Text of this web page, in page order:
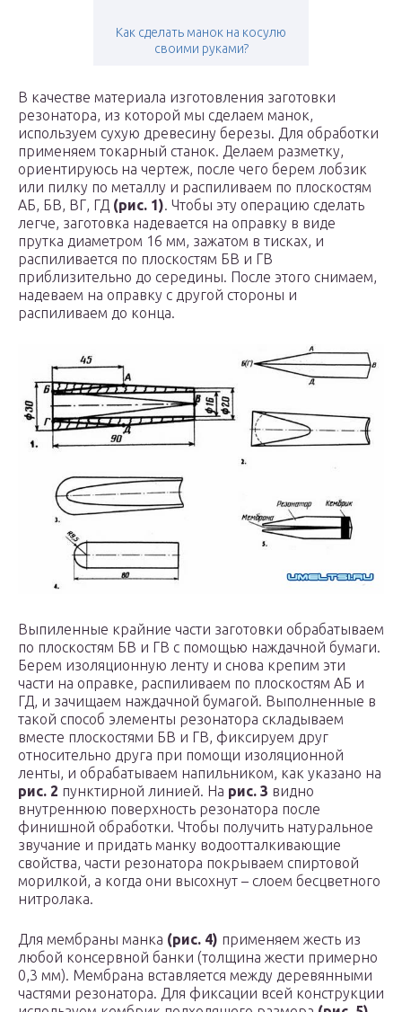
Как сделать манок на косулю
своими руками?
В качестве материала изготовления заготовки
резонатора, из которой мы сделаем манок,
используем сухую древесину березы. Для обработки
применяем токарный станок. Делаем разметку,
ориентируюсь на чертеж, после чего берем лобзик
или пилку по металлу и распиливаем по плоскостям
АБ, БВ, ВГ, ГД (рис. 1). Чтобы эту операцию сделать
легче, заготовка надевается на оправку в виде
прутка диаметром 16 мм, зажатом в тисках, и
распиливается по плоскостям БВ и ГВ
приблизительно до середины. После этого снимаем,
надеваем на оправку с другой стороны и
распиливаем до конца.
Выпиленные крайние части заготовки обрабатываем
по плоскостям БВ и ГВ с помощью наждачной бумаги.
Берем изоляционную ленту и снова крепим эти
части на оправке, распиливаем по плоскостям АБ и
ГД, и зачищаем наждачной бумагой. Выполненные в
такой способ элементы резонатора складываем
вместе плоскостями БВ и ГВ, фиксируем друг
относительно друга при помощи изоляционной
ленты, и обрабатываем напильником, как указано на
рис. 2 пунктирной линией. На рис. 3 видно
внутреннюю поверхность резонатора после
финишной обработки. Чтобы получить натуральное
звучание и придать манку водоотталкивающие
свойства, части резонатора покрываем спиртовой
морилкой, а когда они высохнут – слоем бесцветного
нитролака.
Для мембраны манка (рис. 4) применяем жесть из
любой консервной банки (толщина жести примерно
0,3 мм). Мембрана вставляется между деревянными
частями резонатора. Для фиксации всей конструкции